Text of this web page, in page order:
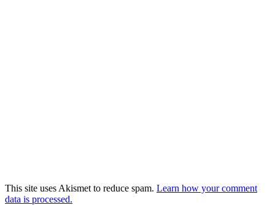
This site uses Akismet to reduce spam. Learn how your comment
data is processed.